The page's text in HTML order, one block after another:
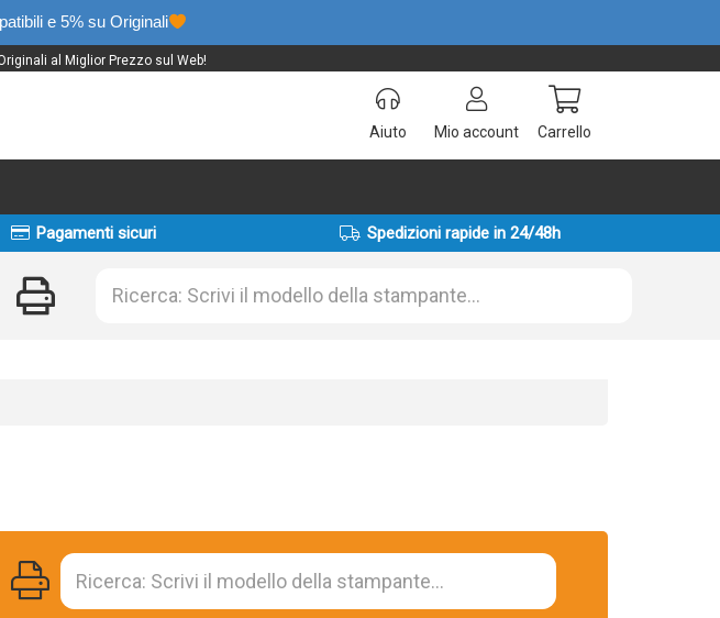
e 5% su Originali
al Miglior Prezzo sul Web!
Aiuto Mio account Carrello
Pagamenti sicuri Spedizioni rapide in 24/48h